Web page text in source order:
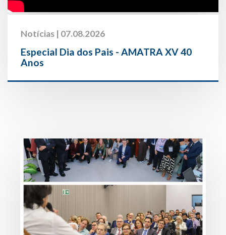
Notícias | 07.08.2026
Especial Dia dos Pais - AMATRA XV 40
Anos